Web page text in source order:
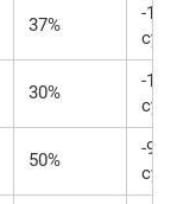
37%
-
30%
-
50%
-90